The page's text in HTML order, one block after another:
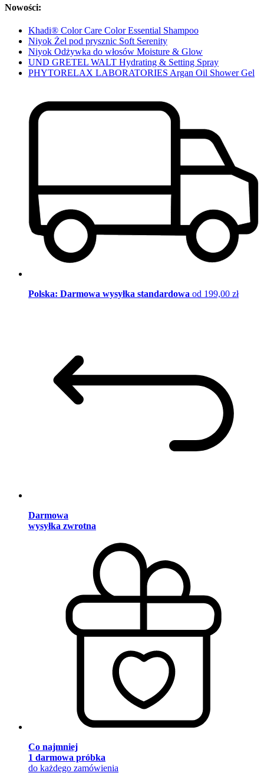
Nowości:
Khadi® Color Care Color Essential Shampoo
Niyok Żel pod prysznic Soft Serenity
Niyok Odżywka do włosów Moisture & Glow
UND GRETEL WALT Hydrating & Setting Spray
PHYTORELAX LABORATORIES Argan Oil Shower Gel
Polska: Darmowa wysyłka standardowa od 199,00 zł
Darmowa
wysyłka zwrotna
Co najmniej
1 darmowa próbka
do każdego zamówienia